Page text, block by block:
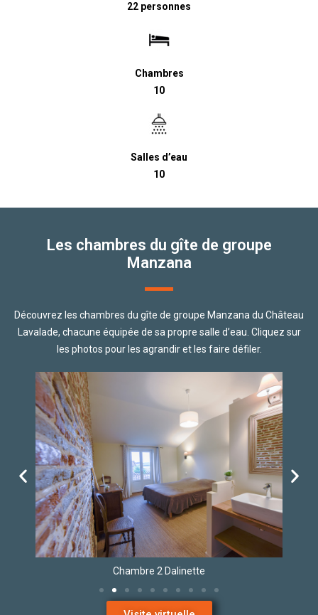
22 personnes
Chambres
10
Salles d’eau
10
Les chambres du gîte de groupe
Manzana
Découvrez les chambres du gîte de groupe Manzana du Château
Lavalade, chacune équipée de sa propre salle d’eau. Cliquez sur
les photos pour les agrandir et les faire défiler.
Chambre 2 Dalinette